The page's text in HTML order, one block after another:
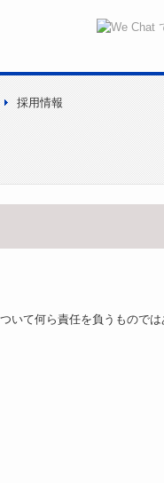
採用情報
ます
て何ら責任を負うものでは